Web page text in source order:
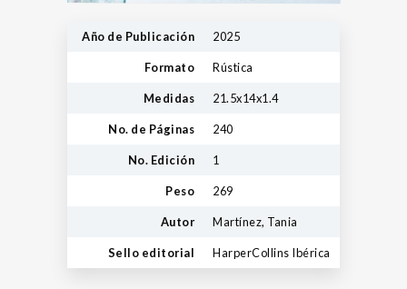
Año de Publicación 2025
Formato Rústica
Medidas 21.5x14x1.4
No. de Páginas 240
No. Edición 1
Peso 269
Autor Martínez, Tania
Sello editorial HarperCollins Ibérica